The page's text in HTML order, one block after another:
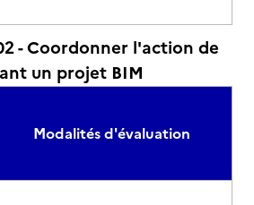
- Coordonner l'action de
un projet BIM
Modalités d'évaluation